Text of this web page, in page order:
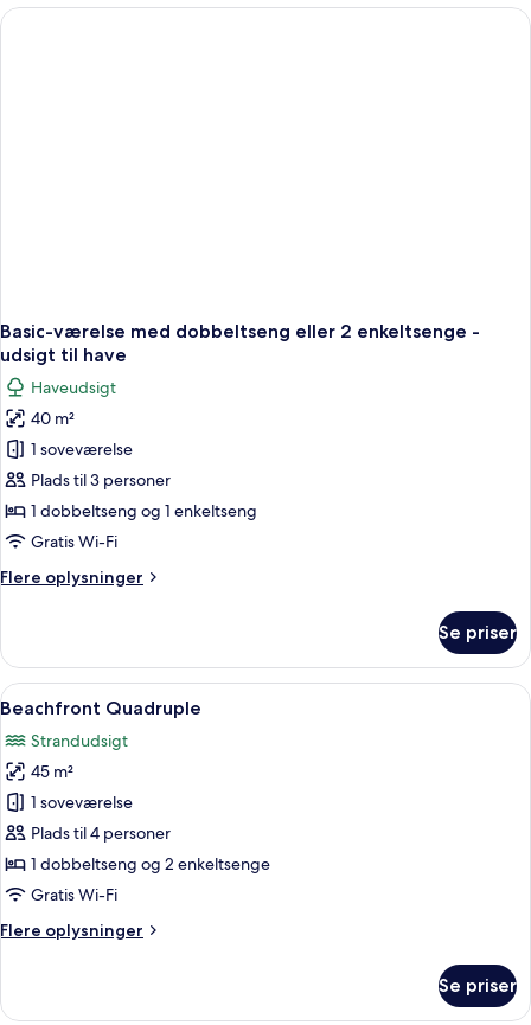
Basic-værelse med dobbeltseng eller 2 enkeltsenge -
udsigt til have
Haveudsigt
40 m²
1 soveværelse
Plads til 3 personer
1 dobbeltseng og 1 enkeltseng
Gratis Wi-Fi
Flere oplysninger
Flere
værelse
med
dobbeltseng
2
enkeltsenge
udsigt
til
have
Se priser
Indlæs
alle
billeder
af
Beachfront
Quadruple
Et værelse med trælofter, en seng
6
Beachfront Quadruple
Strandudsigt
45 m²
1 soveværelse
Plads til 4 personer
1 dobbeltseng og 2 enkeltsenge
Gratis Wi-Fi
Flere oplysninger
Flere
Quadruple
Se priser